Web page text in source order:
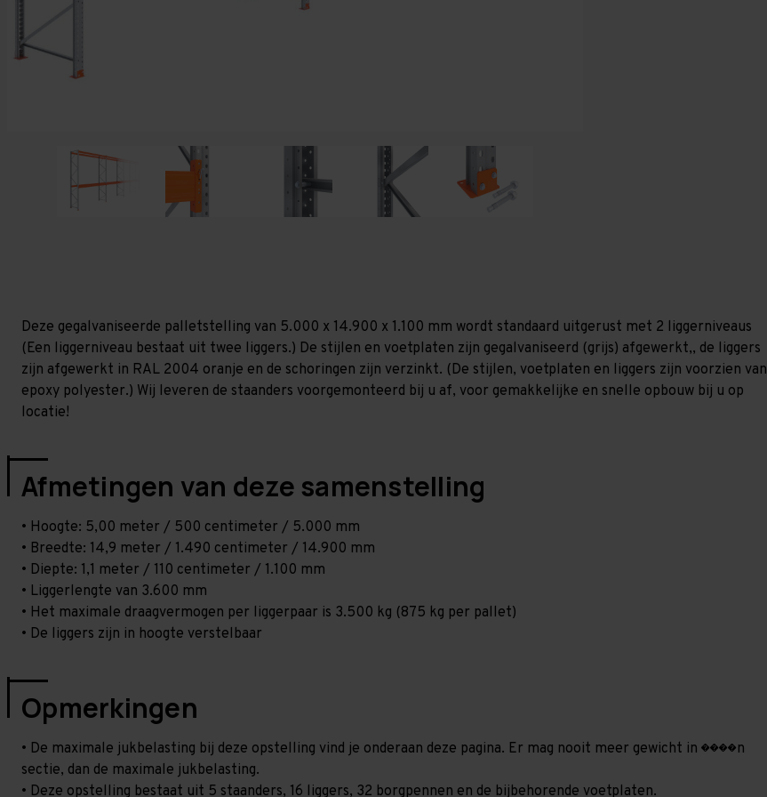
Deze gegalvaniseerde palletstelling van 5.000 x 14.900 x 1.100 mm wordt standaard uitgerust met 2 liggerniveaus
(Een liggerniveau bestaat uit twee liggers.) De stijlen en voetplaten zijn gegalvaniseerd (grijs) afgewerkt,, de liggers
zijn afgewerkt in RAL 2004 oranje en de schoringen zijn verzinkt. (De stijlen, voetplaten en liggers zijn voorzien van
epoxy polyester.) Wij leveren de staanders voorgemonteerd bij u af, voor gemakkelijke en snelle opbouw bij u op
locatie!
Afmetingen van deze samenstelling
• Hoogte: 5,00 meter / 500 centimeter / 5.000 mm
• Breedte: 14,9 meter / 1.490 centimeter / 14.900 mm
• Diepte: 1,1 meter / 110 centimeter / 1.100 mm
• Liggerlengte van 3.600 mm
• Het maximale draagvermogen per liggerpaar is 3.500 kg (875 kg per pallet)
• De liggers zijn in hoogte verstelbaar
Opmerkingen
• De maximale jukbelasting bij deze opstelling vind je onderaan deze pagina. Er mag nooit meer gewicht in ����n
sectie, dan de maximale jukbelasting.
• Deze opstelling bestaat uit 5 staanders, 16 liggers, 32 borgpennen en de bijbehorende voetplaten.